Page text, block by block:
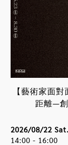
【藝術家面
距離—
2026/08/22 Sat.
14:00 - 16:00